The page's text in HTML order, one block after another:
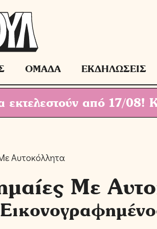
ΟΜΑΔΑ ΕΚΔΗΛΩΣΕΙΣ
εκτελεστούν από 17/08!
Αυτοκόλλητα
Με